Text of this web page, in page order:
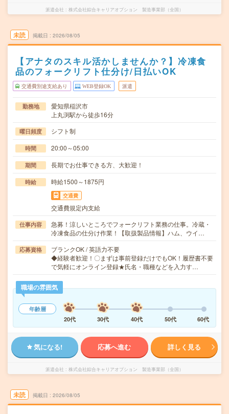
派遣会社 株式会社綜合キャリアオプション 製造事業部（全国）
未読 掲載日 2026/08/05
【アナタのスキル活かしませんか？】冷凍食
品のフォークリフト仕分け/日払いOK
交通費別途支給あり WEB登録OK 派遣
勤務地
愛知県稲沢市
上丸渕駅から徒歩16分
曜日頻度 シフト制
時間 20:00～05:00
期間 長期でお仕事できる方、大歓迎！
時給 時給1500～1875円
交通費
交通費規定内支給
仕事内容
急募！涼しいところでフォークリフト業務の仕事。冷蔵・
冷凍食品の仕分け作業！【取扱製品情報】ハム、ウイ…
応募資格
ブランクOK / 英語力不要
◆経験者歓迎！〇まずは事前登録だけでもOK！履歴書不要
で気軽にオンライン登録★氏名・職種などを入力す…
職場の雰囲気
年齢層
20代
30代 40代 50代 60代
気になる! 応募へ進む 詳しく見る
派遣会社 株式会社綜合キャリアオプション 製造事業部（全国）
未読 掲載日 2026/08/05